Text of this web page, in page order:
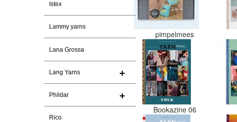
Istex
Lammy yarns
Lana Grossa
Lang Yarns
Phildar
Rico
pimpelmees
Bookazine 06